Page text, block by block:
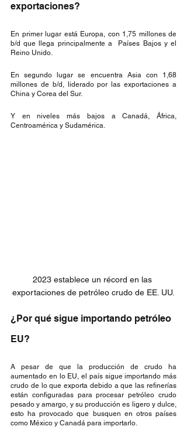
exportaciones?
En primer lugar está Europa, con 1,75 millones de
b/d que llega principalmente a  Países Bajos y el
Reino Unido.
En segundo lugar se encuentra Asia con 1,68
millones de b/d, liderado por las exportaciones a
China y Corea del Sur.
Y en niveles más bajos a Canadá, África,
Centroamérica y Sudamérica.
2023 establece un récord en las
exportaciones de petróleo crudo de EE. UU.
¿Por qué sigue importando petróleo
EU?
A pesar de que la producción de crudo ha
aumentado en lo EU, el país sigue importando más
crudo de lo que exporta debido a que las refinerías
están configuradas para procesar petróleo crudo
pesado y amargo, y su producción es ligero y dulce,
esto ha provocado que busquen en otros países
como México y Canadá para importarlo.